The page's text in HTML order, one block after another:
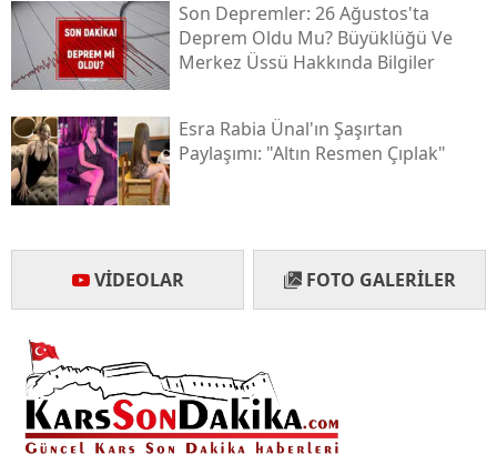
Kilis
Osmaniye
Düzce
Son Depremler: 26 Ağustos'ta
Deprem Oldu Mu? Büyüklüğü Ve
Merkez Üssü Hakkında Bilgiler
Esra Rabia Ünal'ın Şaşırtan
Paylaşımı: "altın Resmen Çıplak"
VIDEOLAR FOTO GALERILER